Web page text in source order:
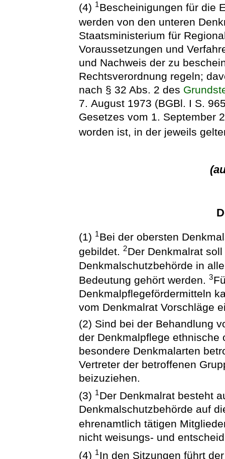
(4) 1Bescheinigungen für die
werden von den unteren
Staatsministerium für
Voraussetzungen und
und Nachweis der zu
Rechtsverordnung regeln;
nach § 32 Abs. 2 des
7. August 1973 (BGBl. I S.
Gesetzes vom 1. September
worden ist, in der jeweils
(1) 1Bei der obersten
gebildet.2Der Denkmalrat
Denkmalschutzbehörde in
Bedeutung gehört werden.3
Denkmalpflegefördermitteln
vom Denkmalrat Vorschläge
(2) Sind bei der Behandlung
der Denkmalpflege ethnische
besondere Denkmalarten
Vertreter der betroffenen
beizuziehen.
(3) 1Der Denkmalrat besteht
Denkmalschutzbehörde auf
ehrenamtlich tätigen
nicht weisungs- und
(4) 1 In den Sitzungen führt